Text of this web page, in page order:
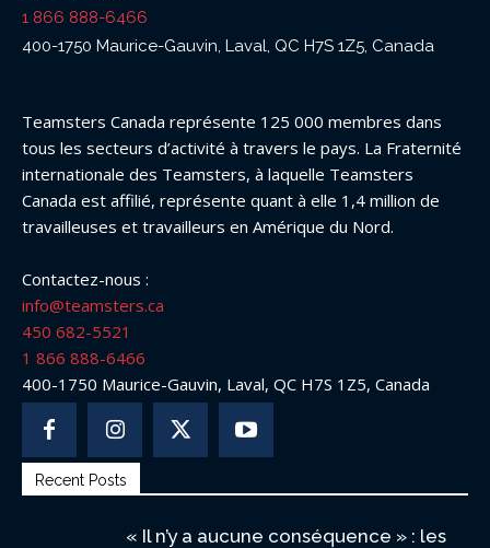
1 866 888-6466
400-1750 Maurice-Gauvin, Laval, QC H7S 1Z5, Canada
Teamsters Canada représente 125 000 membres dans
tous les secteurs d’activité à travers le pays. La Fraternité
internationale des Teamsters, à laquelle Teamsters
Canada est affilié, représente quant à elle 1,4 million de
travailleuses et travailleurs en Amérique du Nord.
Contactez-nous :
info@teamsters.ca
450 682-5521
1 866 888-6466
400-1750 Maurice-Gauvin, Laval, QC H7S 1Z5, Canada
Recent Posts
« Il n’y a aucune conséquence » : les